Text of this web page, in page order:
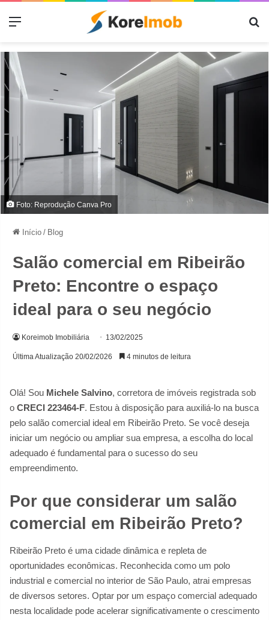
Menu
Foto: Reprodução Canva Pro
Início / Blog
Salão comercial em Ribeirão
Preto: Encontre o espaço
ideal para o seu negócio
Koreimob Imobiliária 13/02/2025
Última Atualização 20/02/2026 4 minutos de leitura
Olá! Sou Michele Salvino, corretora de imóveis registrada sob
o CRECI 223464-F. Estou à disposição para auxiliá-lo na busca
pelo salão comercial ideal em Ribeirão Preto. Se você deseja
iniciar um negócio ou ampliar sua empresa, a escolha do local
adequado é fundamental para o sucesso do seu
empreendimento.
Por que considerar um salão
comercial em Ribeirão Preto?
Ribeirão Preto é uma cidade dinâmica e repleta de
oportunidades econômicas. Reconhecida como um polo
industrial e comercial no interior de São Paulo, atrai empresas
de diversos setores. Optar por um espaço comercial adequado
nesta localidade pode acelerar significativamente o crescimento